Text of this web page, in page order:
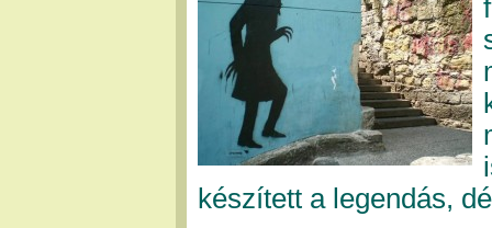
készített a legendás,